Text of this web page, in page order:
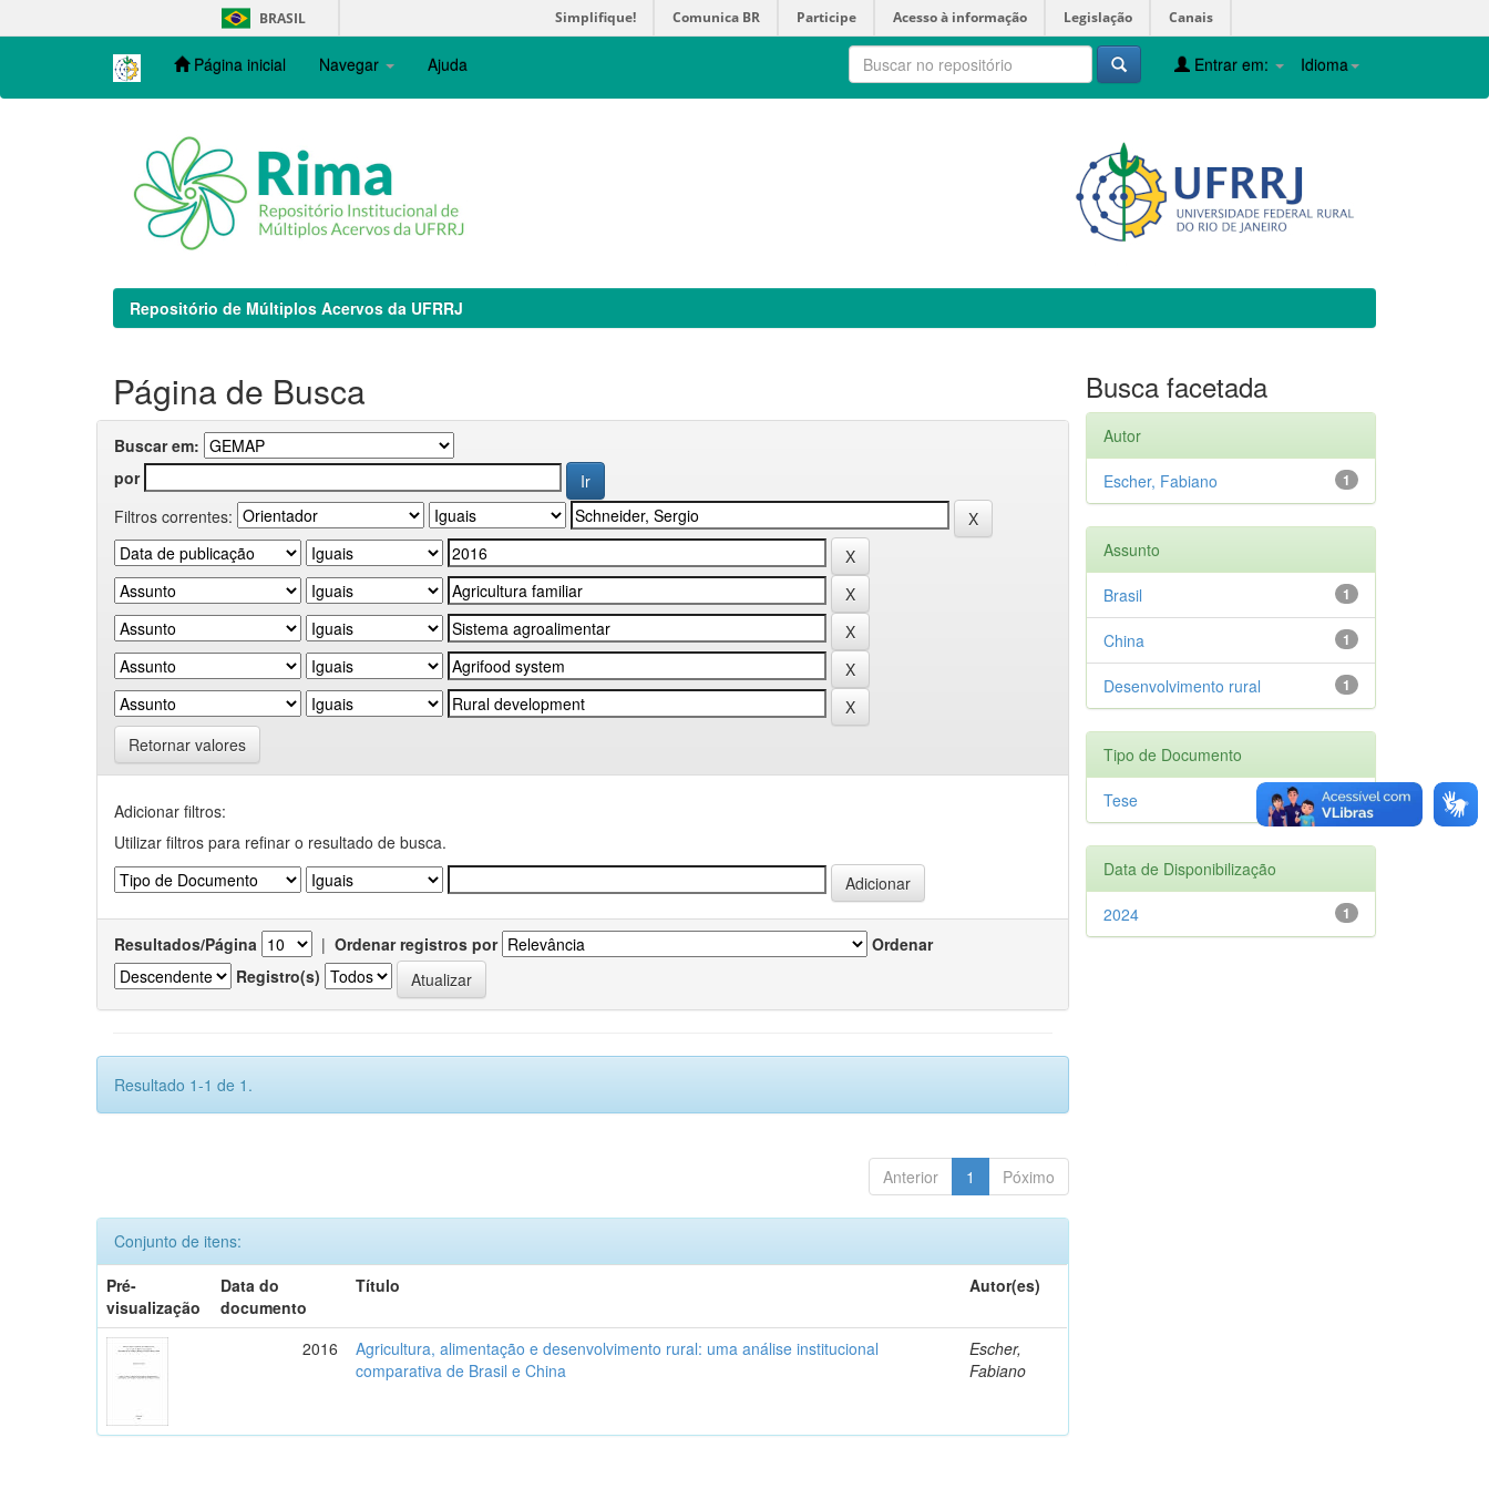
navigation
BRASIL Simplifique! Comunica BR Participe Acesso à informação Legislação Canais
Página inicial Navegar Ajuda Idioma
Entrar em:
Repositório de Múltiplos Acervos da UFRRJ
Página de Busca
Buscar em:
por
Filtros correntes:
Retornar valores
Adicionar filtros:
Utilizar filtros para refinar o resultado de busca.
Resultados/Página | Ordenar registros por
Ordenar
Registro(s)
Resultado 1-1 de 1.
Anterior 1 Póximo
Conjunto de itens:
Pré-
visualização
Data do
documento
Título Autor(es)
2016
Agricultura, alimentação e desenvolvimento rural: uma análise institucional
comparativa de Brasil e China
Escher,
Fabiano
Busca facetada
Autor
1
Escher, Fabiano
Assunto
1
Brasil
1
China
1
Desenvolvimento rural
Tipo de Documento
1
Tese
Data de Disponibilização
1
2024